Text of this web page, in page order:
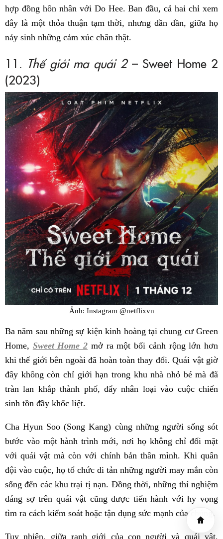
hợp đồng hôn nhân với Do Hee. Ban đầu, cả hai chỉ xem
đây là một thỏa thuận tạm thời, nhưng dần dần, giữa họ
nảy sinh những cảm xúc chân thật.
11. Thế giới ma quái 2– Sweet Home 2
(2023)
Ảnh: Instagram @netflixvn
Ba năm sau những sự kiện kinh hoàng tại chung cư Green
Home, Sweet Home 2 mở ra một bối cảnh rộng lớn hơn
khi thế giới bên ngoài đã hoàn toàn thay đổi. Quái vật giờ
đây không còn chỉ giới hạn trong khu nhà nhỏ bé mà đã
tràn lan khắp thành phố, đẩy nhân loại vào cuộc chiến
sinh tồn đầy khốc liệt.
Cha Hyun Soo (Song Kang) cùng những người sống sót
bước vào một hành trình mới, nơi họ không chỉ đối mặt
với quái vật mà còn với chính bản thân mình. Khi quân
đội vào cuộc, họ tổ chức di tản những người may mắn còn
sống đến các khu trại tị nạn. Đồng thời, những thí nghiệm
đáng sợ trên quái vật cũng được tiến hành với hy vọng
tìm ra cách kiểm soát hoặc tận dụng sức mạnh của chúng.
Tuy nhiên, giữa ranh giới của con người và quái vật,